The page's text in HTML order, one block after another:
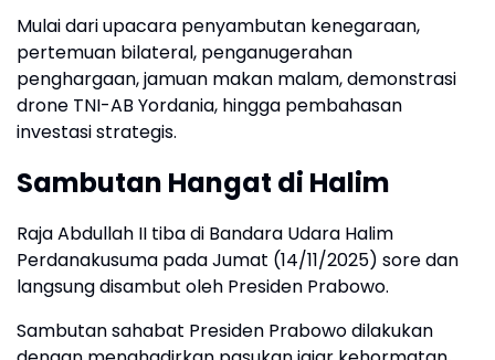
Mulai dari upacara penyambutan kenegaraan,
pertemuan bilateral, penganugerahan
penghargaan, jamuan makan malam, demonstrasi
drone TNI-AB Yordania, hingga pembahasan
investasi strategis.
Sambutan Hangat di Halim
Raja Abdullah II tiba di Bandara Udara Halim
Perdanakusuma pada Jumat (14/11/2025) sore dan
langsung disambut oleh Presiden Prabowo.
Sambutan sahabat Presiden Prabowo dilakukan